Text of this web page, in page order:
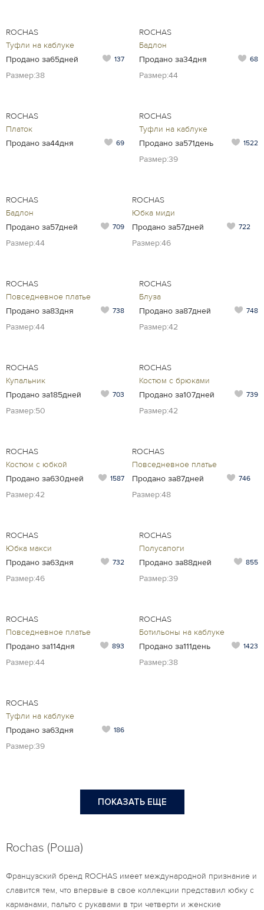
ROCHAS
Туфли на каблуке
Продано за65дней
137
Размер:38
ROCHAS
Бадлон
Продано за34дня
68
Размер:44
ROCHAS
Платок
Продано за44дня
69
ROCHAS
Туфли на каблуке
Продано за571день
1522
Размер:39
ROCHAS
Бадлон
Продано за57дней
709
Размер:44
ROCHAS
Юбка миди
Продано за57дней
722
Размер:46
ROCHAS
Повседневное платье
Продано за83дня
738
Размер:44
ROCHAS
Блуза
Продано за87дней
748
Размер:42
ROCHAS
Купальник
Продано за185дней
703
Размер:50
ROCHAS
Костюм с брюками
Продано за107дней
739
Размер:42
ROCHAS
Костюм с юбкой
Продано за630дней
1587
Размер:42
ROCHAS
Повседневное платье
Продано за87дней
746
Размер:48
ROCHAS
Юбка макси
Продано за63дня
732
Размер:46
ROCHAS
Полусапоги
Продано за88дней
855
Размер:39
ROCHAS
Повседневное платье
Продано за114дня
893
Размер:44
ROCHAS
Ботильоны на каблуке
Продано за111день
1423
Размер:38
ROCHAS
Туфли на каблуке
Продано за63дня
186
Размер:39
ПОКАЗАТЬ ЕЩЕ
Rochas (Роша)
Французский бренд ROCHAS имеет международной признание и
славится тем, что впервые в свое коллекции представил юбку с
карманами, пальто с рукавами в три четверти и женские